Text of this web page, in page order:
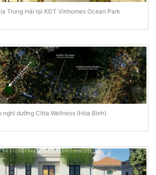
Trung Hải tại KĐT Vinhomes Ocean Park
nghỉ dưỡng Citta Wellness (Hòa Bình)